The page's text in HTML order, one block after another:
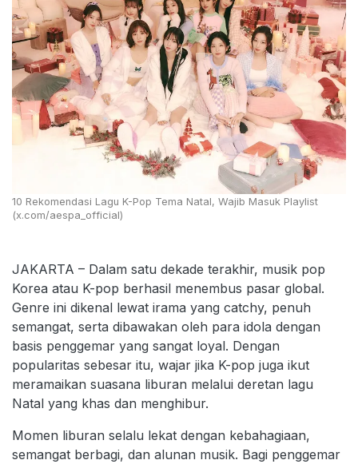
10 Rekomendasi Lagu K-Pop Tema Natal, Wajib Masuk Playlist
(x.com/aespa_official)
JAKARTA – Dalam satu dekade terakhir, musik pop
Korea atau K-pop berhasil menembus pasar global.
Genre ini dikenal lewat irama yang catchy, penuh
semangat, serta dibawakan oleh para idola dengan
basis penggemar yang sangat loyal. Dengan
popularitas sebesar itu, wajar jika K-pop juga ikut
meramaikan suasana liburan melalui deretan lagu
Natal yang khas dan menghibur.
Momen liburan selalu lekat dengan kebahagiaan,
semangat berbagi, dan alunan musik. Bagi penggemar